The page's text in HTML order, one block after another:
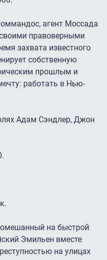
агент Моссада
правоверными
захвата известного
собственную
прошлым и
работать в Нью-
Адам Сэндлер, Джон
на быстрой
Эмильен вместе
на улицах